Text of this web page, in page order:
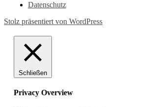
Datenschutz
Stolz präsentiert von WordPress
Schließen
Privacy Overview